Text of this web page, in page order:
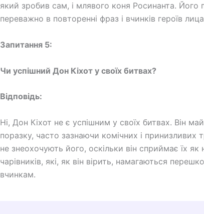
який зробив сам, і млявого коня Росинанта. Його
переважно в повторенні фраз і вчинків героїв
Запитання 5:
Чи успішний Дон Кіхот у своїх битвах?
Відповідь:
Ні, Дон Кіхот не є успішним у своїх битвах. Він
поразку, часто зазнаючи комічних і принизливих
не знеохочують його, оскільки він сприймає їх як
чарівників, які, як він вірить, намагаються
вчинкам.